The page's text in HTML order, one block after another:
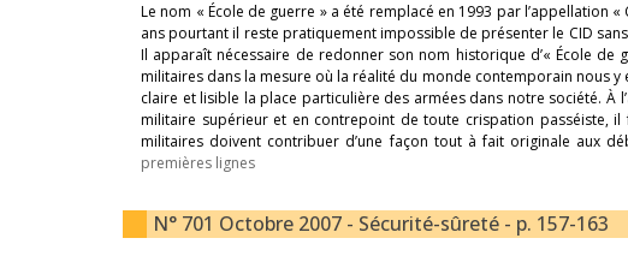
Le nom « École de guerre » a été remplacé en 1993 par l’appellation
ans pourtant il reste pratiquement impossible de présenter le CID
Il apparaît nécessaire de redonner son nom historique d’« École de
militaires dans la mesure où la réalité du monde contemporain nous y
claire et lisible la place particulière des armées dans notre société. À
militaire supérieur et en contrepoint de toute crispation passéiste,
militaires doivent contribuer d’une façon tout à fait originale aux
premières lignes
N° 701 Octobre 2007 - Sécurité-sûreté - p. 157-163